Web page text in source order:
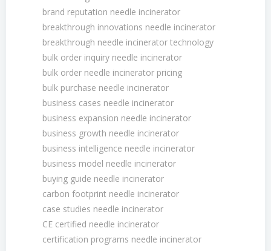
brand reputation needle incinerator
breakthrough innovations needle incinerator
breakthrough needle incinerator technology
bulk order inquiry needle incinerator
bulk order needle incinerator pricing
bulk purchase needle incinerator
business cases needle incinerator
business expansion needle incinerator
business growth needle incinerator
business intelligence needle incinerator
business model needle incinerator
buying guide needle incinerator
carbon footprint needle incinerator
case studies needle incinerator
CE certified needle incinerator
certification programs needle incinerator